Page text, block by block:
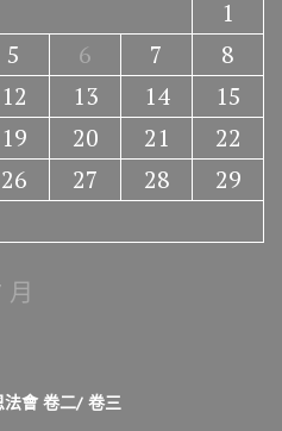
1
5 6 7
8
12 13 14
15
19 20 21
22
26 27 28
29
月
會 卷二/ 卷三